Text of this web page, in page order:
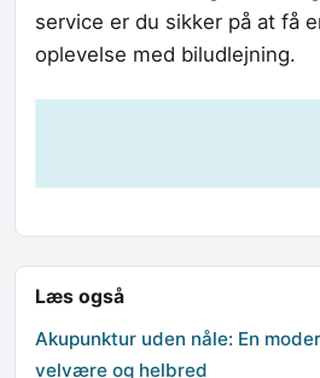
service er du sikker på at få
oplevelse med biludlejning.
Læs også
Akupunktur uden nåle: En
velvære og helbred